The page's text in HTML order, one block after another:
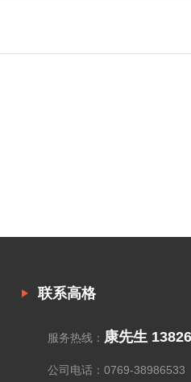
联系高格
服务热线： 康先生
公司电话：0769-38986533